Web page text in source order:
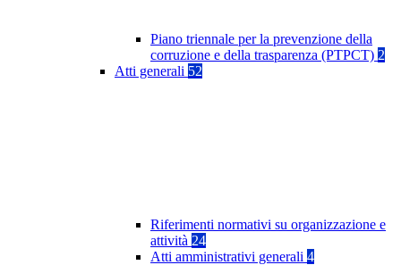
Piano triennale per la prevenzione della
corruzione e della trasparenza (PTPCT) 2
Atti generali 52
Riferimenti normativi su organizzazione e
attività 24
Atti amministrativi generali 4